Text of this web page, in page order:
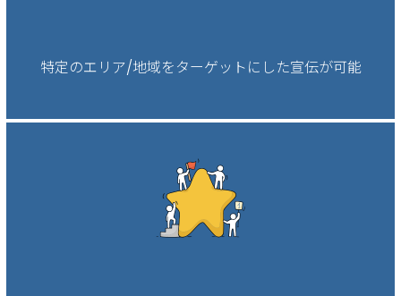
特定のエリア/地域をターゲットにした宣伝が可能